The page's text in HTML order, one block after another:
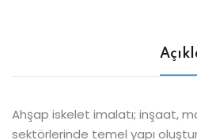
Ahşap iskelet imalatı; inşaat,
sektörlerinde temel yapı